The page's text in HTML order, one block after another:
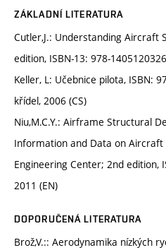
ZÁKLADNÍ LITERATURA
Cutler,J.: Understanding Aircraft
edition, ISBN-13: 978-
Keller, L: Učebnice pilota, ISBN:
křídel, 2006 (CS)
Niu,M.C.Y.: Airframe Structural
Information and Data on
Engineering Center; 2nd edition,
2011 (EN)
DOPORUČENÁ LITERATURA
Brož,V.:: Aerodynamika nízkých